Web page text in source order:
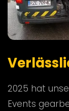
2025 hat
Events